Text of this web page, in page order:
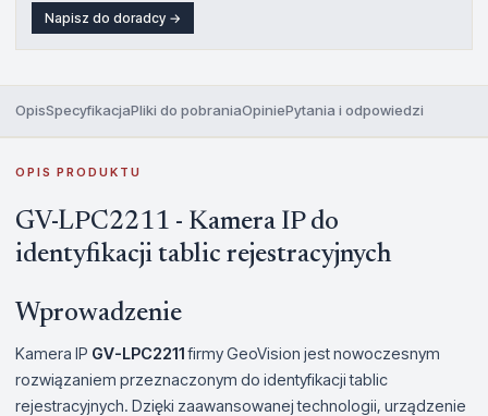
Napisz do doradcy →
OpisSpecyfikacjaPliki do pobraniaOpiniePytania i odpowiedzi
OPIS PRODUKTU
GV-LPC2211 - Kamera IP do
identyfikacji tablic rejestracyjnych
Wprowadzenie
Kamera IP GV-LPC2211firmy GeoVision jest nowoczesnym
rozwiązaniem przeznaczonym do identyfikacji tablic
rejestracyjnych. Dzięki zaawansowanej technologii, urządzenie